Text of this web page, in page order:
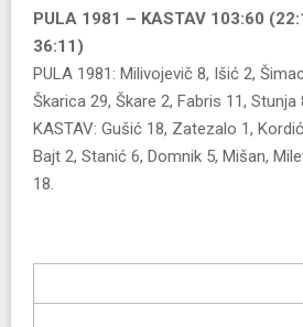
PULA 1981 – KASTAV 103:60
36:11)
PULA 1981: Milivojevič 8, Išić 2,
Škarica 29, Škare 2, Fabris 11, Stunja
KASTAV: Gušić 18, Zatezalo 1,
Bajt 2, Stanić 6, Domnik 5, Mišan,
18.